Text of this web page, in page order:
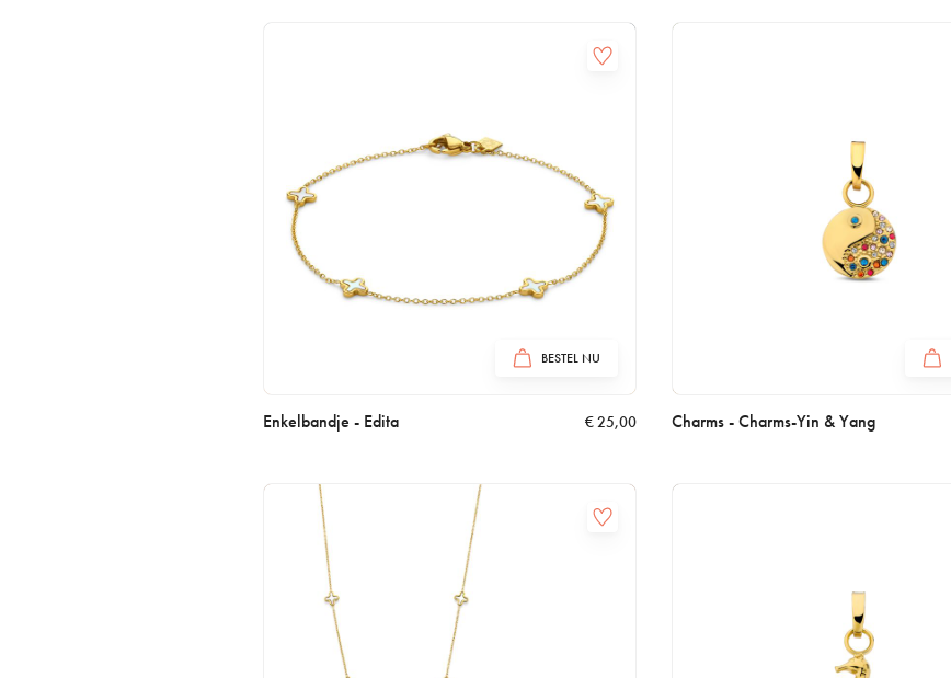
BESTEL NU
Enkelbandje - Edita €25,00 Charms - Charms-Yin & Yang